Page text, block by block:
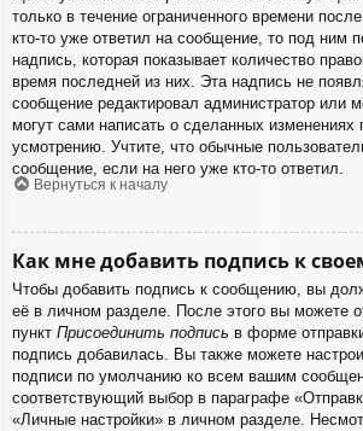
только в течение ограниченного времени
кто-то уже ответил на сообщение, то под ним
надпись, которая показывает количество
время последней из них. Эта надпись не
сообщение редактировал администратор или
могут сами написать о сделанных изменениях
усмотрению. Учтите, что обычные
сообщение, если на него уже кто-то ответил.
Вернуться к началу
Как мне добавить подпись к
Чтобы добавить подпись к сообщению, вы
её в личном разделе. После этого вы можете
пункт Присоединить подпись в форме
подпись добавилась. Вы также можете
подписи по умолчанию ко всем вашим
соответствующий выбор в параграфе
«Личные настройки» в личном разделе.